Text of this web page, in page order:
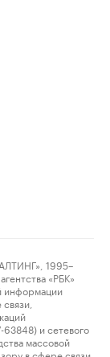
1995–
«РБК»
информации
и сетевого
массовой